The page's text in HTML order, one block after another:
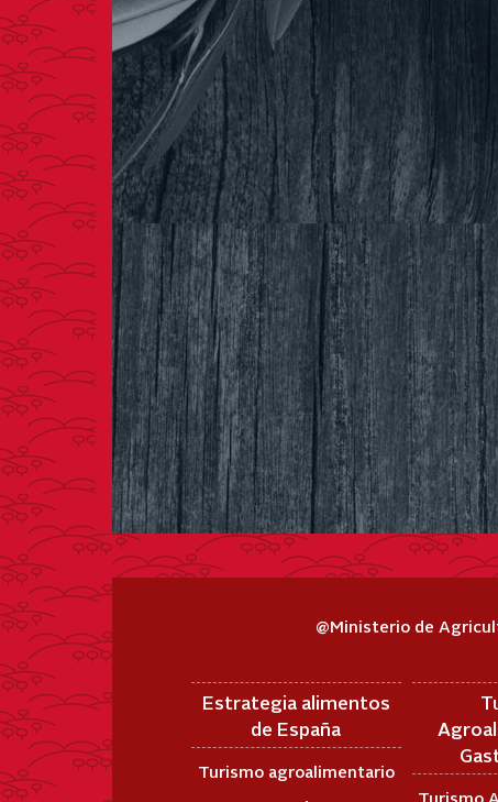
@Ministerio de
Estrategia alimentos
de España
Turismo agroalimentario
Turismo